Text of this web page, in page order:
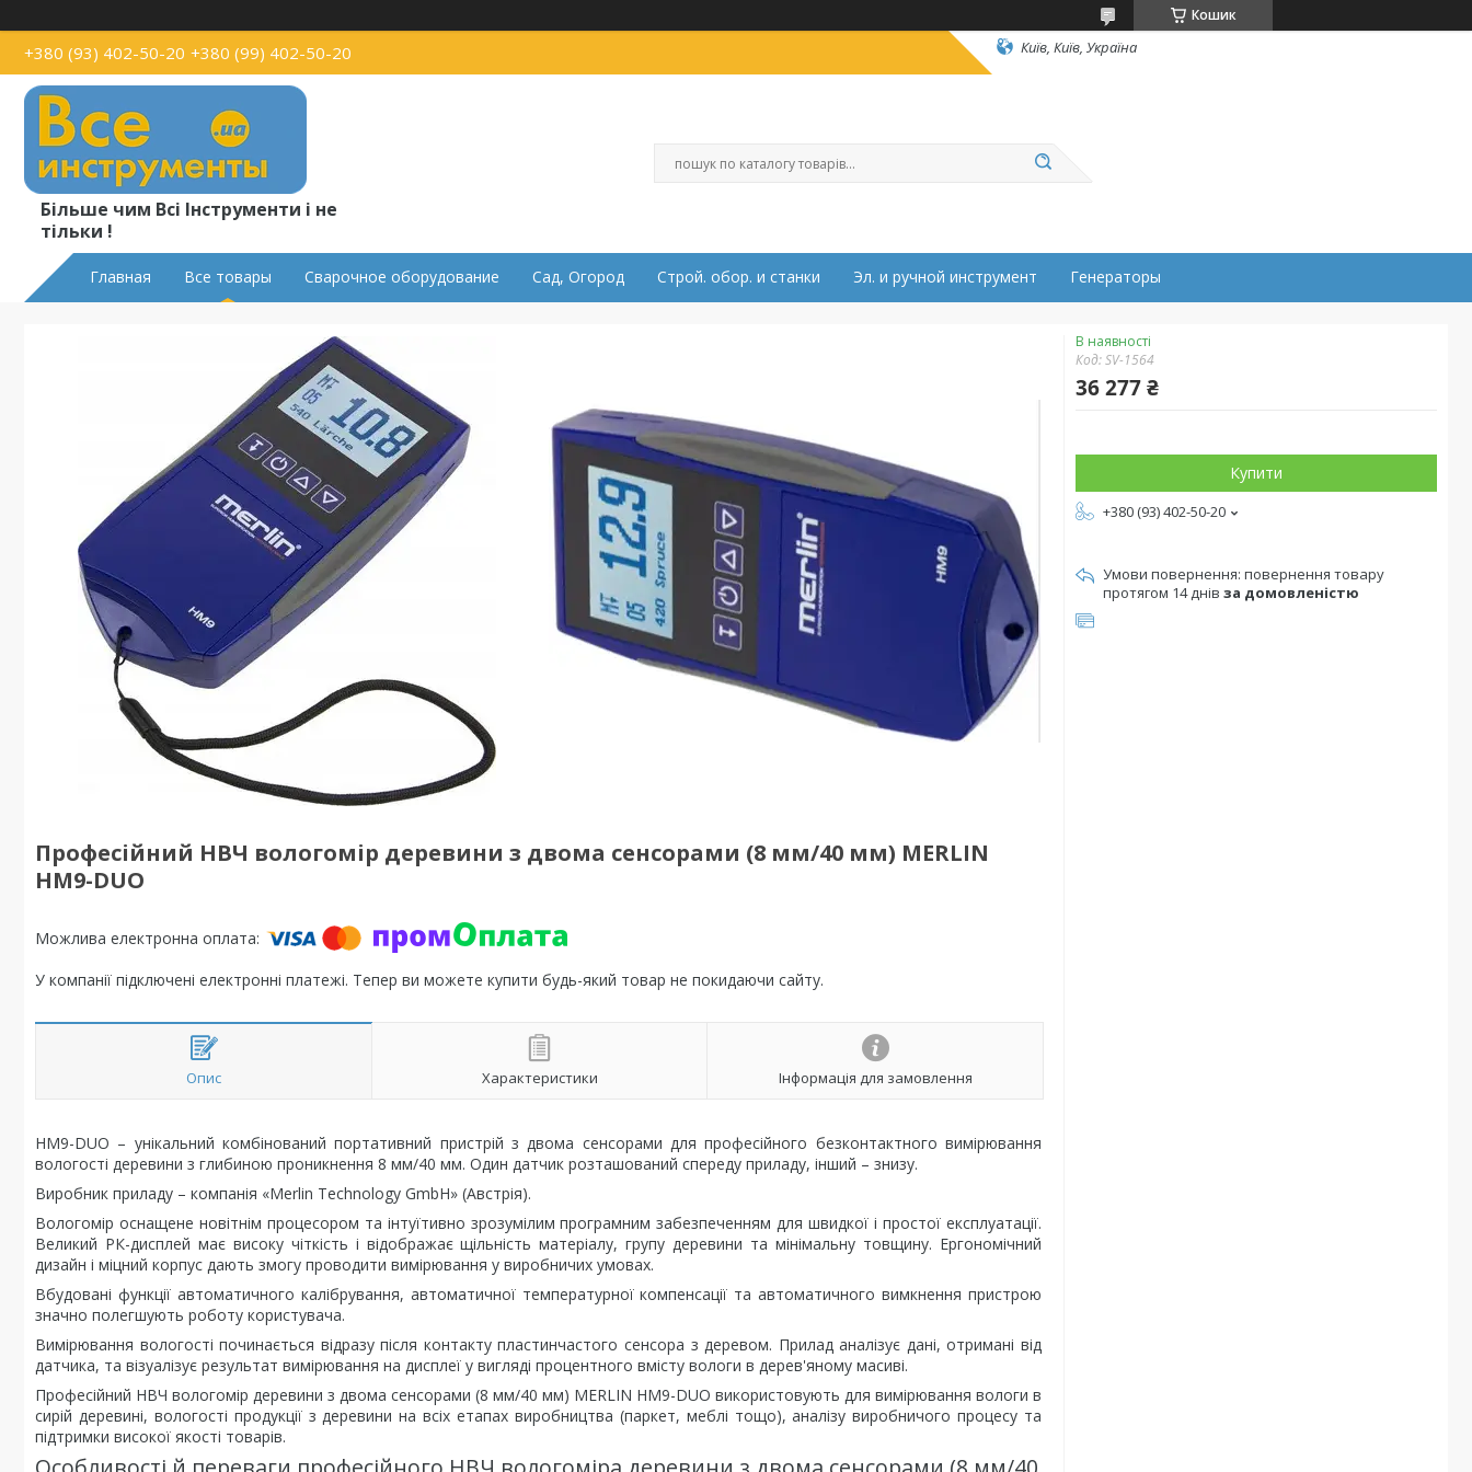
Кошик
+380 (93) 402-50-20 +380 (99) 402-50-20 Київ, Київ, Україна
Більше чим Всі Інструменти і не
тільки !
Главная Все товары Сварочное оборудование Сад, Огород Строй. обор. и станки Эл. и ручной инструмент Генераторы
Професійний НВЧ вологомір деревини з двома сенсорами (8 мм/40 мм) MERLIN
HM9-DUO
У компанії підключені електронні платежі. Тепер ви можете купити будь-який товар не покидаючи сайту.
Опис Характеристики Інформація для замовлення
HM9-DUO – унікальний комбінований портативний пристрій з двома сенсорами для професійного безконтактного вимірювання
вологості деревини з глибиною проникнення 8 мм/40 мм. Один датчик розташований спереду приладу, інший – знизу.
Виробник приладу – компанія «Merlin Technology GmbH» (Австрія).
Вологомір оснащене новітнім процесором та інтуїтивно зрозумілим програмним забезпеченням для швидкої і простої експлуатації.
Великий РК-дисплей має високу чіткість і відображає щільність матеріалу, групу деревини та мінімальну товщину. Ергономічний
дизайн і міцний корпус дають змогу проводити вимірювання у виробничих умовах.
Вбудовані функції автоматичного калібрування, автоматичної температурної компенсації та автоматичного вимкнення пристрою
значно полегшують роботу користувача.
Вимірювання вологості починається відразу після контакту пластинчастого сенсора з деревом. Прилад аналізує дані, отримані від
датчика, та візуалізує результат вимірювання на дисплеї у вигляді процентного вмісту вологи в дерев'яному масиві.
Професійний НВЧ вологомір деревини з двома сенсорами (8 мм/40 мм) MERLIN HM9-DUO використовують для вимірювання вологи в
сирій деревині, вологості продукції з деревини на всіх етапах виробництва (паркет, меблі тощо), аналізу виробничого процесу та
підтримки високої якості товарів.
В наявності
Код:SV-1564
36 277 ₴
Купити
+380 (93) 402-50-20
повернення товару
протягом 14 днів за домовленістю